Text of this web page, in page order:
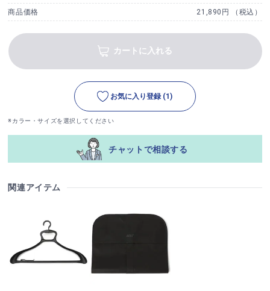
商品価格 21,890円 （税込）
カートに入れる
お気に入り登録 (1)
※カラー・サイズを選択してください
チャットで相談する
関連アイテム